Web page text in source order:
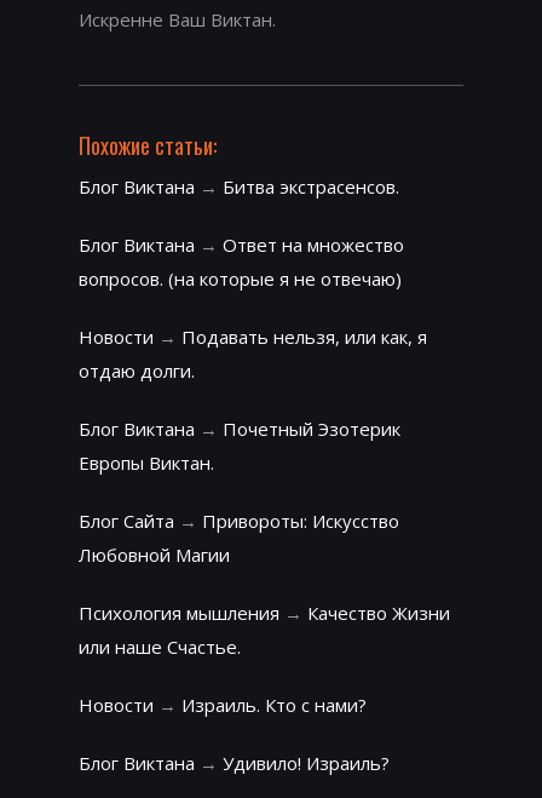
Искренне Ваш Виктан.
Похожие статьи:
Блог Виктана → Битва экстрасенсов.
Блог Виктана → Ответ на множество
вопросов. (на которые я не отвечаю)
Новости → Подавать нельзя, или как, я
отдаю долги.
Блог Виктана → Почетный Эзотерик
Европы Виктан.
Блог Сайта → Привороты: Искусство
Любовной Магии
Психология мышления → Качество Жизни
или наше Счастье.
Новости → Израиль. Кто с нами?
Блог Виктана → Удивило! Израиль?